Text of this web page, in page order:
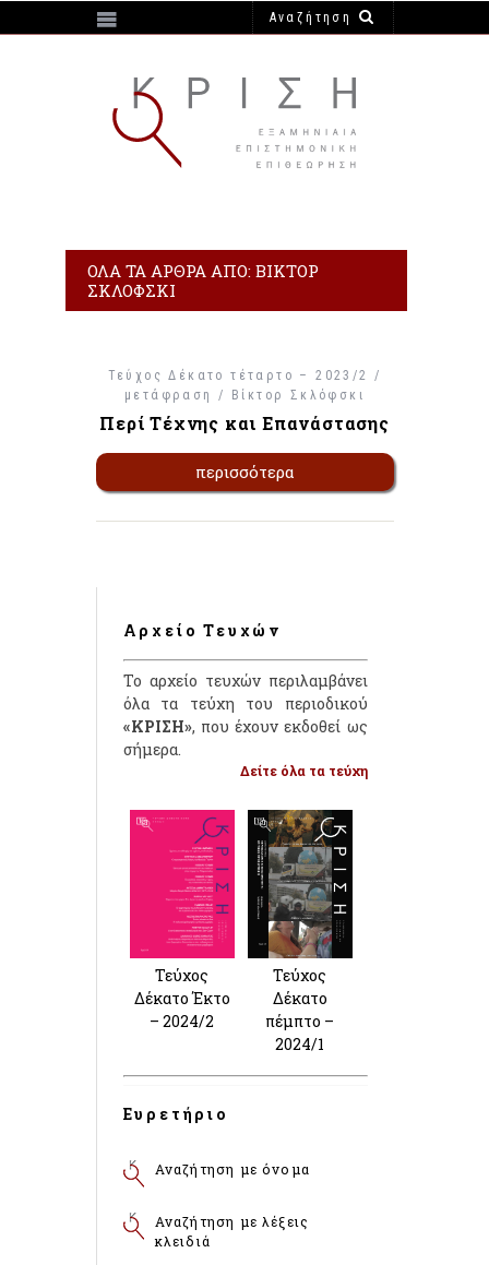
https://e-krisi.gr/wp-content/themes/krisi
ΌΛΑ ΤΑ ΆΡΘΡΑ ΑΠΌ: ΒΊΚΤΟΡ
ΣΚΛΌΦΣΚΙ
Τεύχος Δέκατο τέταρτο – 2023/2 /
μετάφραση /
Βίκτορ Σκλόφσκι
Περί Τέχνης και Επανάστασης
περισσότερα
Αρχείο Τευχών
Το αρχείο τευχών περιλαμβάνει
όλα τα τεύχη του περιοδικού
«ΚΡΙΣΗ», που έχουν εκδοθεί ως
σήμερα.
Δείτε όλα τα τεύχη
Τεύχος
Δέκατο Έκτο
– 2024/2
Τεύχος
Δέκατο
πέμπτο –
2024/1
Ευρετήριο
Αναζήτηση με όνομα
Αναζήτηση με λέξεις
κλειδιά